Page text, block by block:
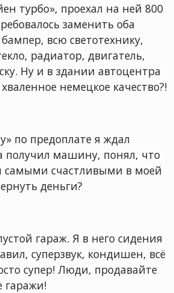
турбо», проехал на ней 800
заменить оба
всю светотехнику,
радиатор, двигатель,
Ну и в здании автоцентра
немецкое качество?!
по предоплате я ждал
получил машину, понял, что
самыми счастливыми в моей
деньги?
гараж. Я в него сидения
суперзвук, кондишен, всё
супер! Люди, продавайте
гаражи!